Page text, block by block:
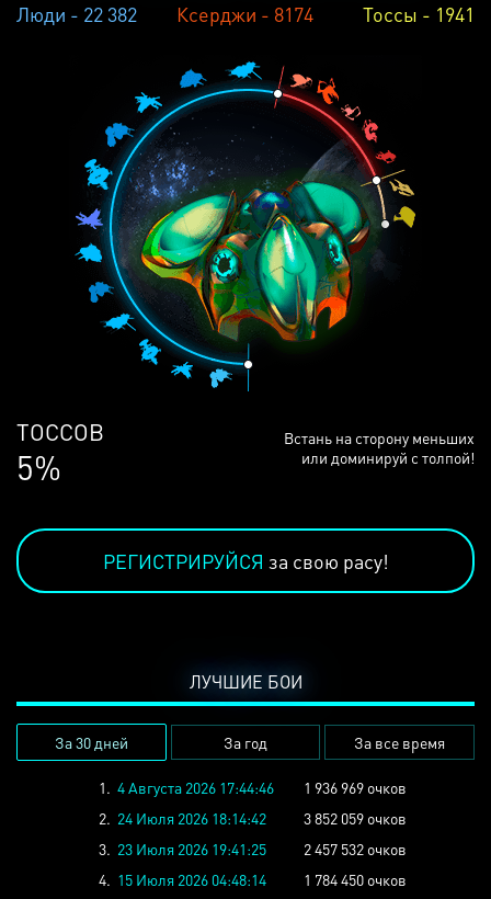
Люди - 22 382 Ксерджи - 8174 Тоссы - 1941
ЛЮДЕЙ
68%
Встань на сторону меньших
или доминируй с толпой!
РЕГИСТРИРУЙСЯ за свою расу!
ЛУЧШИЕ БОИ
За 30 дней За год За все время
1. 4 Августа 2026 17:44:46
1 936 969 очков
2. 24 Июля 2026 18:14:42
3 852 059 очков
3. 23 Июля 2026 19:41:25
2 457 532 очков
4. 15 Июля 2026 04:48:14
1 784 450 очков